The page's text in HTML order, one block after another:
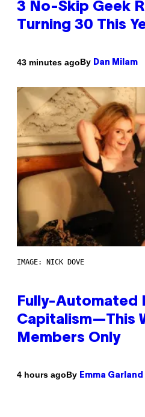
3 No-Skip Geek
Turning 30 This
43 minutes agoBy Dan Milam
IMAGE: NICK DOVE
Fully-Automated
Capitalism—This
Members Only
4 hours agoBy Emma Garland